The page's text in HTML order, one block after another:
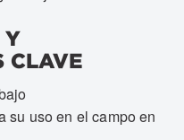
Y
CLAVE
su uso en el campo en